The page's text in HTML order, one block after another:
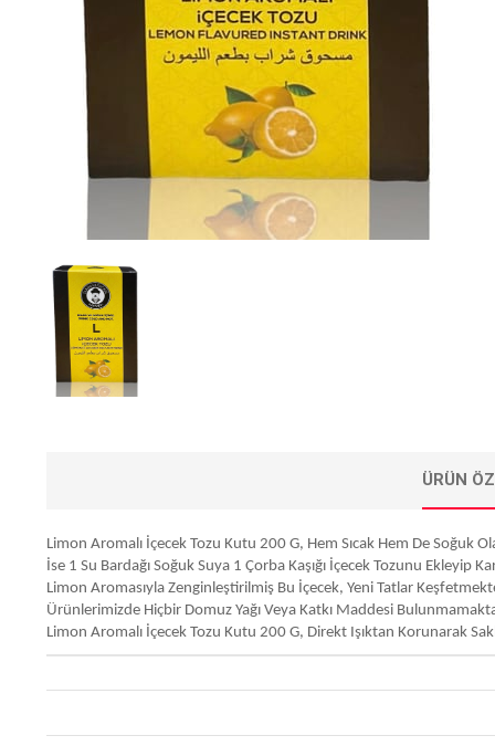
ÜRÜN
Limon Aromalı İçecek Tozu Kutu 200 G, Hem Sıcak Hem De Soğuk
İse 1 Su Bardağı Soğuk Suya 1 Çorba Kaşığı İçecek Tozunu Ekleyip
Limon Aromasıyla Zenginleştirilmiş Bu İçecek, Yeni Tatlar
Ürünlerimizde Hiçbir Domuz Yağı Veya Katkı Maddesi
Limon Aromalı İçecek Tozu Kutu 200 G, Direkt Işıktan Korunarak